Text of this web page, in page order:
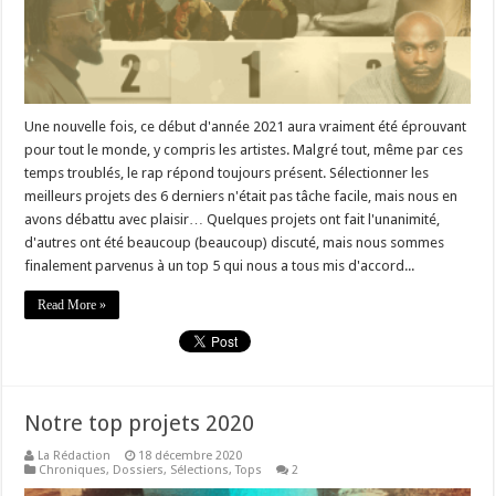
Une nouvelle fois, ce début d'année 2021 aura vraiment été éprouvant
pour tout le monde, y compris les artistes. Malgré tout, même par ces
temps troublés, le rap répond toujours présent. Sélectionner les
meilleurs projets des 6 derniers n'était pas tâche facile, mais nous en
avons débattu avec plaisir… Quelques projets ont fait l'unanimité,
d'autres ont été beaucoup (beaucoup) discuté, mais nous sommes
finalement parvenus à un top 5 qui nous a tous mis d'accord...
Read More »
Notre top projets 2020
La Rédaction
18 décembre 2020
Chroniques, Dossiers, Sélections,Tops 2